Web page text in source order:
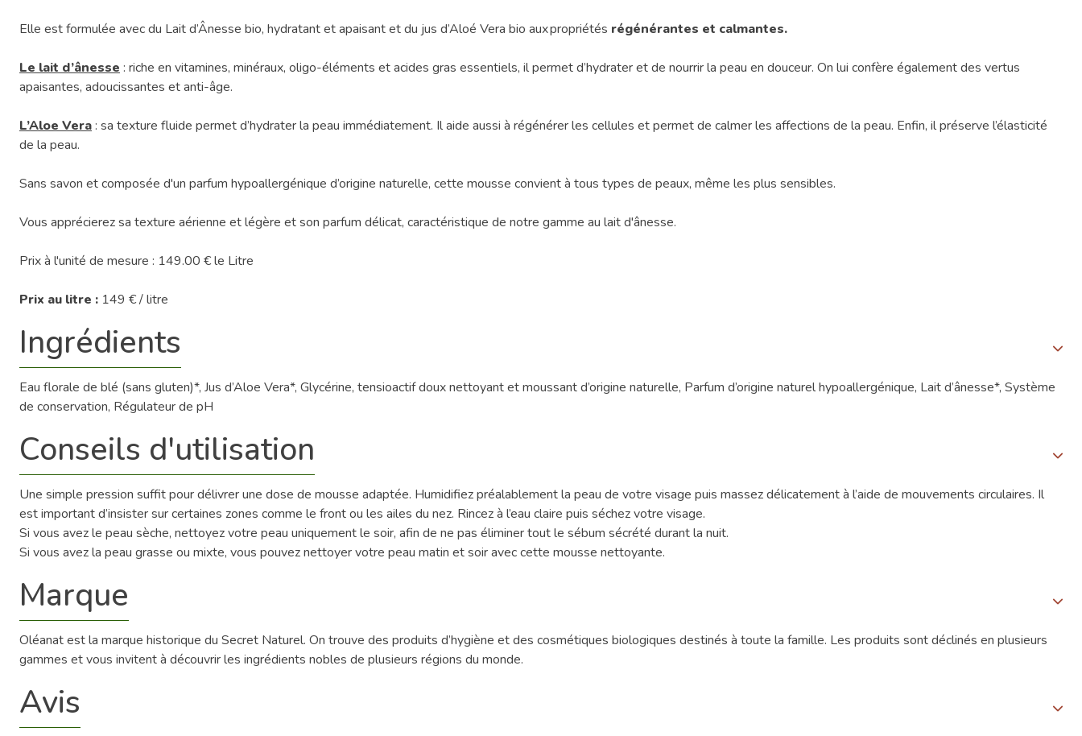
Elle est formulée avec du Lait d’Ânesse bio, hydratant et apaisant et du jus d’Aloé Vera bio aux propriétés régénérantes et calmantes.
Le lait d’ânesse : riche en vitamines, minéraux, oligo-éléments et acides gras essentiels, il permet d’hydrater et de nourrir la peau en douceur. On lui confère également des vertus
apaisantes, adoucissantes et anti-âge.
L’Aloe Vera: sa texture fluide permet d’hydrater la peau immédiatement. Il aide aussi à régénérer les cellules et permet de calmer les affections de la peau. Enfin, il préserve l’élasticité
de la peau.
Sans savon et composée d'un parfum hypoallergénique d’origine naturelle, cette mousse convient à tous types de peaux, même les plus sensibles.
Vous apprécierez sa texture aérienne et légère et son parfum délicat, caractéristique de notre gamme au lait d'ânesse.
Prix à l'unité de mesure : 149.00 € le Litre
Prix au litre : 149 € / litre
Ingrédients
Eau florale de blé (sans gluten)*, Jus d’Aloe Vera*, Glycérine, tensioactif doux nettoyant et moussant d’origine naturelle, Parfum d’origine naturel hypoallergénique, Lait d’ânesse*, Système
de conservation, Régulateur de pH
Conseils d'utilisation
Une simple pression suffit pour délivrer une dose de mousse adaptée. Humidifiez préalablement la peau de votre visage puis massez délicatement à l’aide de mouvements circulaires. Il
est important d’insister sur certaines zones comme le front ou les ailes du nez. Rincez à l’eau claire puis séchez votre visage.
Si vous avez le peau sèche, nettoyez votre peau uniquement le soir, afin de ne pas éliminer tout le sébum sécrété durant la nuit.
Si vous avez la peau grasse ou mixte, vous pouvez nettoyer votre peau matin et soir avec cette mousse nettoyante.
Marque
Oléanat est la marque historique du Secret Naturel. On trouve des produits d’hygiène et des cosmétiques biologiques destinés à toute la famille. Les produits sont déclinés en plusieurs
gammes et vous invitent à découvrir les ingrédients nobles de plusieurs régions du monde.
Avis